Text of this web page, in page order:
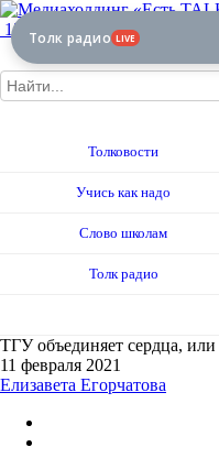
12+
Толковости
Учись как надо
Слово школам
Толк радио
ТГУ объединяет сердца,
11 февраля 2021
Елизавета Егорчатова
Толк радио LIVE